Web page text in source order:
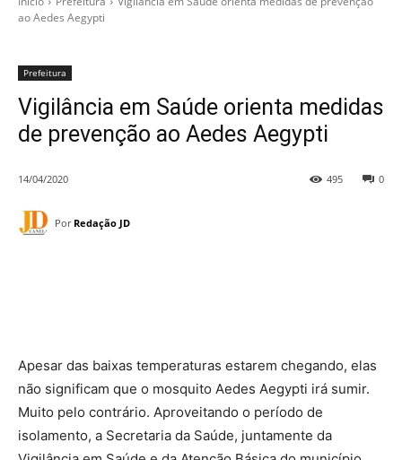
ao Aedes Aegypti
Prefeitura
Vigilância em Saúde orienta medidas
de prevenção ao Aedes Aegypti
14/04/2020 0
495
Por Redação JD
Apesar das baixas temperaturas estarem chegando, elas
não significam que o mosquito Aedes Aegypti irá sumir.
Muito pelo contrário. Aproveitando o período de
isolamento, a Secretaria da Saúde, juntamente da